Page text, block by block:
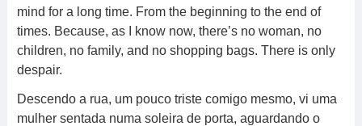
mind for a long time. From the beginning to the end of
times. Because, as I know now, there’s no woman, no
children, no family, and no shopping bags. There is only
despair.
Descendo a rua, um pouco triste comigo mesmo, vi uma
mulher sentada numa soleira de porta, aguardando o